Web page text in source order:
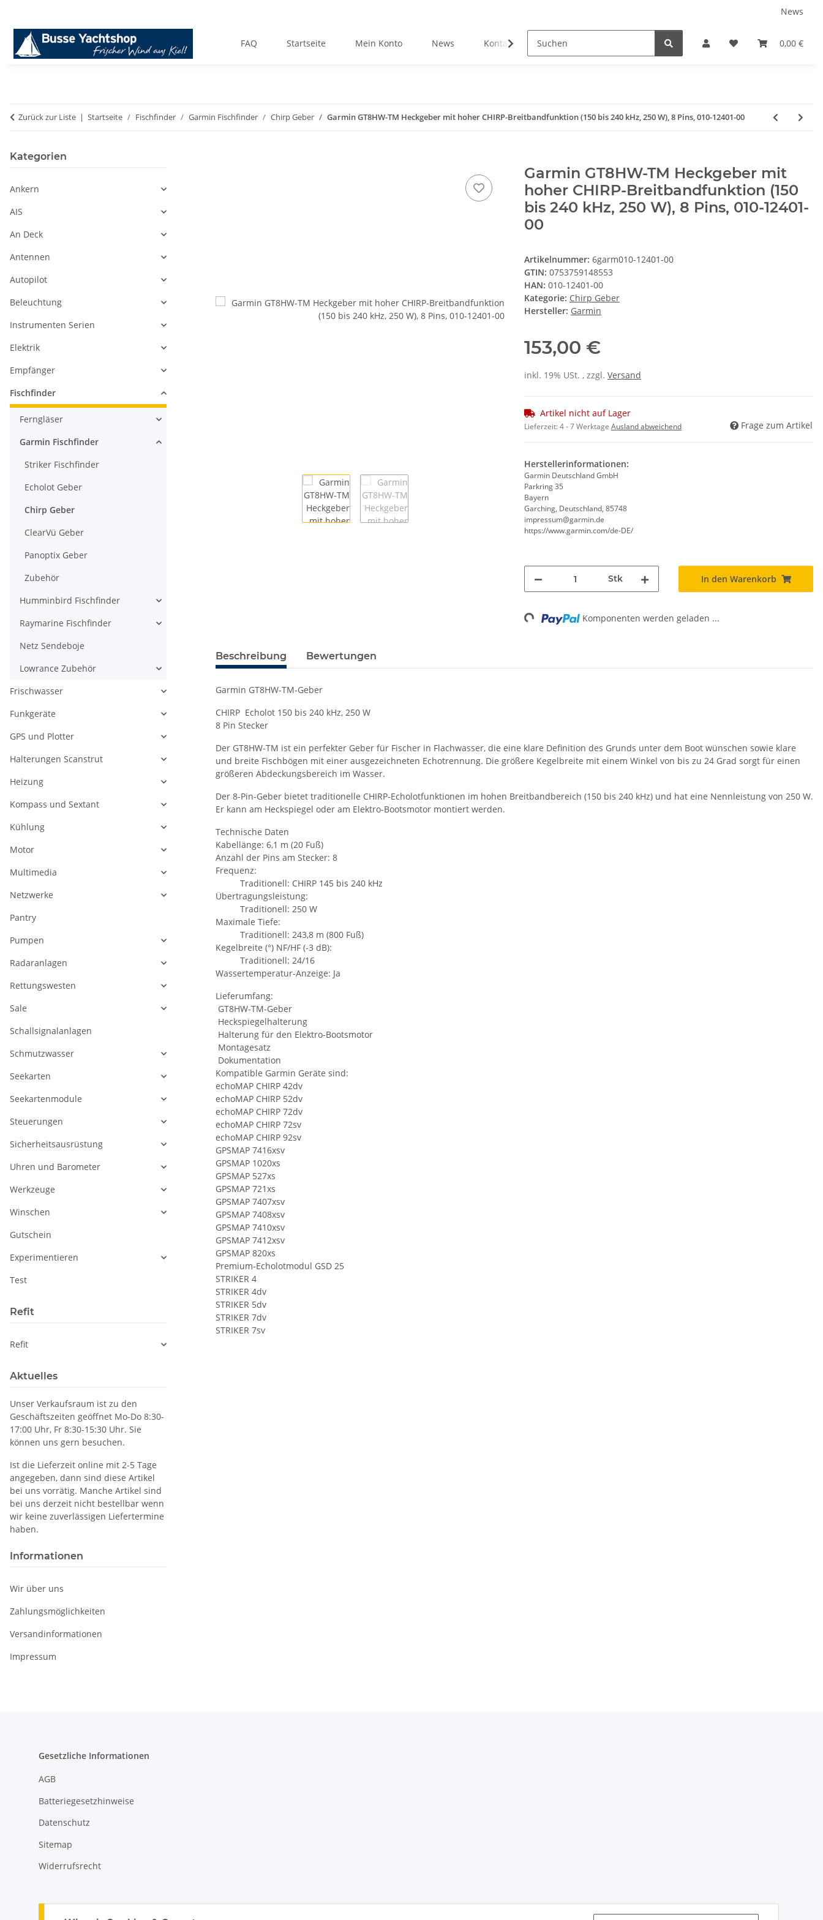
News
0,00 €
FAQ Startseite Mein Konto News Kontakt Karriere
Zurück zur Liste Startseite Fischfinder Garmin Fischfinder Chirp Geber Garmin GT8HW-TM Heckgeber mit hoher CHIRP-Breitbandfunktion (150 bis 240 kHz, 250 W), 8 Pins, 010-12401-00
Garmin GT8HW-TM Heckgeber mit
hoher CHIRP-Breitbandfunktion (150
bis 240 kHz, 250 W), 8 Pins, 010-12401-
00
Artikelnummer: 6garm010-12401-00
GTIN: 0753759148553
HAN: 010-12401-00
Kategorie: Chirp Geber
Hersteller: Garmin
153,00 €
inkl. 19% USt. , zzgl. Versand
Artikel nicht auf Lager
Lieferzeit:4 - 7 Werktage Ausland abweichend Frage zum Artikel
Herstellerinformationen:
Garmin Deutschland GmbH
Parkring 35
Bayern
Garching, Deutschland, 85748
impressum@garmin.de
https://www.garmin.com/de-DE/
Stk In den Warenkorb
Loading... Komponenten werden geladen ...
Beschreibung Bewertungen
Garmin GT8HW-TM-Geber
CHIRP Echolot 150 bis 240 kHz, 250 W
8 Pin Stecker
Der GT8HW-TM ist ein perfekter Geber für Fischer in Flachwasser, die eine klare Definition des Grunds unter dem Boot wünschen sowie klare
und breite Fischbögen mit einer ausgezeichneten Echotrennung. Die größere Kegelbreite mit einem Winkel von bis zu 24 Grad sorgt für einen
größeren Abdeckungsbereich im Wasser.
Der 8-Pin-Geber bietet traditionelle CHIRP-Echolotfunktionen im hohen Breitbandbereich (150 bis 240 kHz) und hat eine Nennleistung von 250 W.
Er kann am Heckspiegel oder am Elektro-Bootsmotor montiert werden.
Technische Daten
Kabellänge: 6,1 m (20 Fuß)
Anzahl der Pins am Stecker: 8
Frequenz:
Traditionell: CHIRP 145 bis 240 kHz
Übertragungsleistung:
Traditionell: 250 W
Maximale Tiefe:
Traditionell: 243,8 m (800 Fuß)
Kegelbreite (°) NF/HF (-3 dB):
Traditionell: 24/16
Wassertemperatur-Anzeige: Ja
Lieferumfang:
GT8HW-TM-Geber
Heckspiegelhalterung
Halterung für den Elektro-Bootsmotor
Montagesatz
Dokumentation
Kompatible Garmin Geräte sind:
echoMAP CHIRP 42dv
echoMAP CHIRP 52dv
echoMAP CHIRP 72dv
echoMAP CHIRP 72sv
echoMAP CHIRP 92sv
GPSMAP 7416xsv
GPSMAP 1020xs
GPSMAP 527xs
GPSMAP 721xs
GPSMAP 7407xsv
GPSMAP 7408xsv
GPSMAP 7410xsv
GPSMAP 7412xsv
GPSMAP 820xs
Premium-Echolotmodul GSD 25
STRIKER 4
STRIKER 4dv
STRIKER 5dv
STRIKER 7dv
STRIKER 7sv
Kategorien
Ankern
AIS
An Deck
Antennen
Autopilot
Beleuchtung
Instrumenten Serien
Elektrik
Empfänger
Fischfinder
Ferngläser
Garmin Fischfinder
Striker Fischfinder
Echolot Geber
Chirp Geber
ClearVü Geber
Panoptix Geber
Zubehör
Humminbird Fischfinder
Raymarine Fischfinder
Netz Sendeboje
Lowrance Zubehör
Frischwasser
Funkgeräte
GPS und Plotter
Halterungen Scanstrut
Heizung
Kompass und Sextant
Kühlung
Motor
Multimedia
Netzwerke
Pantry
Pumpen
Radaranlagen
Rettungswesten
Sale
Schallsignalanlagen
Schmutzwasser
Seekarten
Seekartenmodule
Steuerungen
Sicherheitsausrüstung
Uhren und Barometer
Werkzeuge
Winschen
Gutschein
Experimentieren
Test
Refit
Refit
Aktuelles
Unser Verkaufsraum ist zu den
Geschäftszeiten geöffnet Mo-Do 8:30-
17:00 Uhr, Fr 8:30-15:30 Uhr. Sie
können uns gern besuchen.
Ist die Lieferzeit online mit 2-5 Tage
angegeben, dann sind diese Artikel
bei uns vorrätig. Manche Artikel sind
bei uns derzeit nicht bestellbar wenn
wir keine zuverlässigen Liefertermine
haben.
Informationen
Wir über uns
Zahlungsmöglichkeiten
Versandinformationen
Impressum
Gesetzliche Informationen
AGB
Batteriegesetzhinweise
Datenschutz
Sitemap
Widerrufsrecht
Vertrag widerrufen